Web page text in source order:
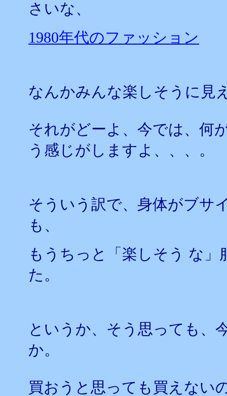
さいな、
1980年代のファッション
なんかみんな楽しそうに見
それがどーよ、今では、
う感じがしますよ、、、。
そういう訳で、身体がブサ
も、
もうちっと「楽しそう な
た。
というか、そう思っても、
か。
買おうと思っても買えない